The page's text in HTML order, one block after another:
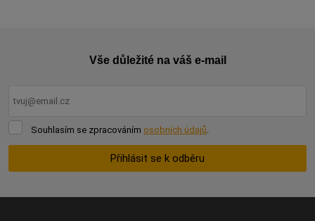
Vše důležité na váš e-mail
Souhlasím
Souhlasím se zpracováním osobních údajů.
Přihlásit se k odběru